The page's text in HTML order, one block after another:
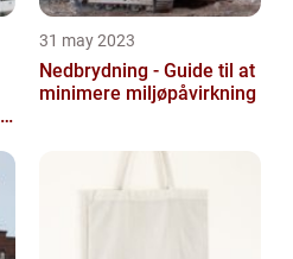
31 may 2023
Nedbrydning - Guide til at
minimere miljøpåvirkning